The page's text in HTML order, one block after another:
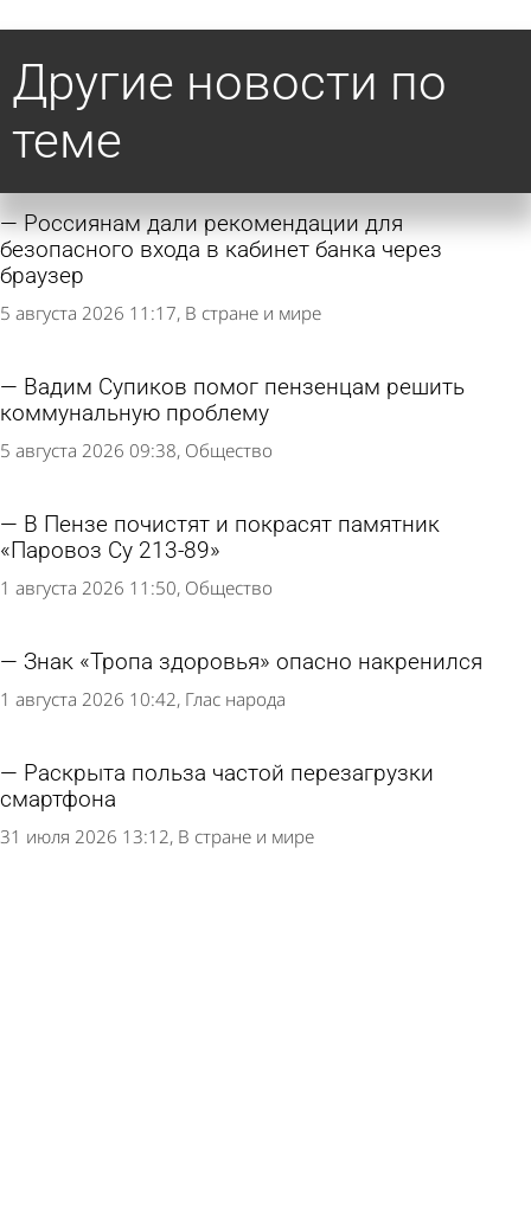
Другие новости по
теме
Россиянам дали рекомендации для
безопасного входа в кабинет банка через
браузер
5 августа 2026 11:17 В стране и мире
Вадим Супиков помог пензенцам решить
коммунальную проблему
5 августа 2026 09:38 Общество
В Пензе почистят и покрасят памятник
«Паровоз Су 213-89»
1 августа 2026 11:50 Общество
Знак «Тропа здоровья» опасно накренился
1 августа 2026 10:42 Глас народа
Раскрыта польза частой перезагрузки
смартфона
31 июля 2026 13:12 В стране и мире